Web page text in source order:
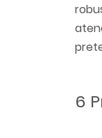
6